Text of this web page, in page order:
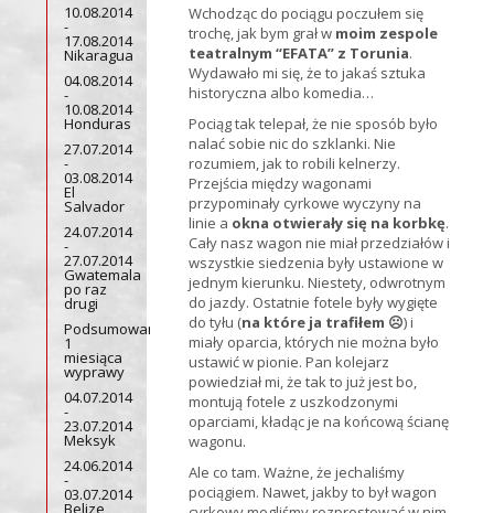
10.08.2014
-
17.08.2014
Nikaragua
04.08.2014
-
10.08.2014
Honduras
27.07.2014
-
03.08.2014
El
Salvador
24.07.2014
-
27.07.2014
Gwatemala
po raz
drugi
Podsumowanie
1
miesiąca
wyprawy
04.07.2014
-
23.07.2014
Meksyk
24.06.2014
-
03.07.2014
Belize
Wchodząc do pociągu poczułem się
trochę, jak bym grał w moim zespole
teatralnym “EFATA” z Torunia.
Wydawało mi się, że to jakaś sztuka
historyczna albo komedia…
Pociąg tak telepał, że nie sposób było
nalać sobie nic do szklanki. Nie
rozumiem, jak to robili kelnerzy.
Przejścia między wagonami
przypominały cyrkowe wyczyny na
linie a okna otwierały się na korbkę.
Cały nasz wagon nie miał przedziałów i
wszystkie siedzenia były ustawione w
jednym kierunku. Niestety, odwrotnym
do jazdy. Ostatnie fotele były wygięte
do tyłu (na które ja trafiłem ☹) i
miały oparcia, których nie można było
ustawić w pionie. Pan kolejarz
powiedział mi, że tak to już jest bo,
montują fotele z uszkodzonymi
oparciami, kładąc je na końcową ścianę
wagonu.
Ale co tam. Ważne, że jechaliśmy
pociągiem. Nawet, jakby to był wagon